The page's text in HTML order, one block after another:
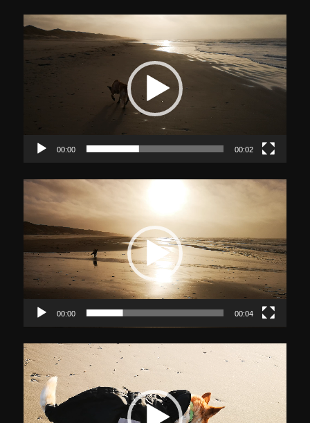
Video-
Player
00:00 00:02
Video-
Player
00:00 00:04
Video-
Player